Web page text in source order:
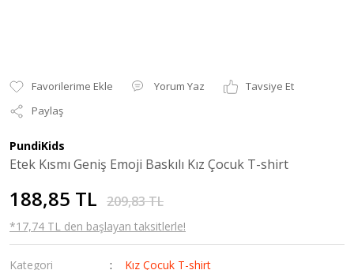
Yorum Yaz
Tavsiye Et
Paylaş
PundiKids
Etek Kısmı Geniş Emoji Baskılı Kız Çocuk T-shirt
188,85 TL 209,83 TL
*17,74 TL den başlayan taksitlerle!
Kategori
Kız Çocuk T-shirt